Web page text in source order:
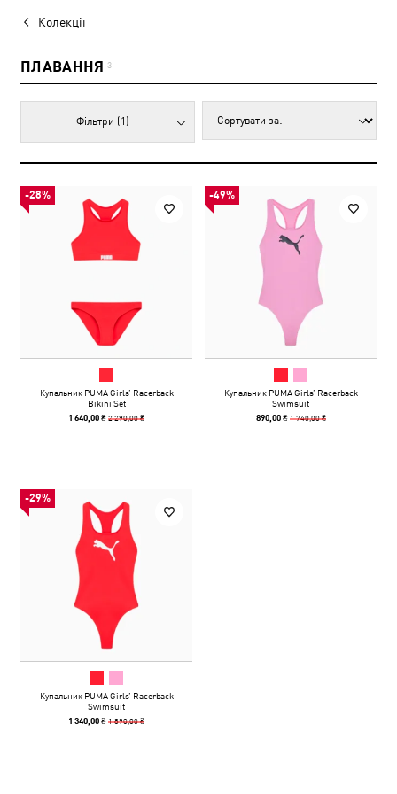
Колекції
ПЛАВАННЯ 3
Фільтри (1)
-28%
Купальник PUMA Girls’‎ Racerback
Bikini Set
1 640,00 ₴2 290,00 ₴
-49%
Купальник PUMA Girls’‎ Racerback
Swimsuit
890,00 ₴ 1 740,00 ₴
-29%
Купальник PUMA Girls’‎ Racerback
Swimsuit
1 340,00 ₴1 890,00 ₴